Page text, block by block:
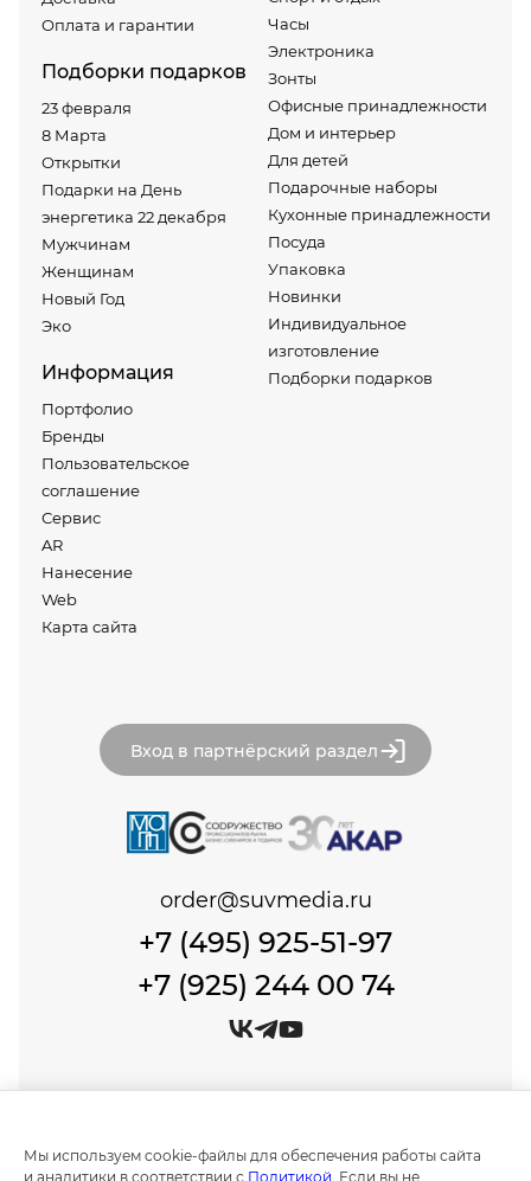
Оплата и гарантии
Подборки подарков
23 февраля
8 Марта
Открытки
Подарки на День
энергетика 22 декабря
Мужчинам
Женщинам
Новый Год
Эко
Информация
Портфолио
Бренды
Пользовательское
соглашение
Сервис
AR
Нанесение
Web
Карта сайта
Часы
Электроника
Зонты
Офисные принадлежности
Дом и интерьер
Для детей
Подарочные наборы
Кухонные принадлежности
Посуда
Упаковка
Новинки
Индивидуальное
изготовление
Подборки подарков
Вход в партнёрский раздел
+7 (495) 925-51-97
+7 (925) 244 00 74
order@suvmedia.ru
Политика обработки персональных данных
Создание и продвижение сайтов в
Мы используем cookie-файлы для обеспечения работы сайта
и аналитики в соответствии с Политикой . Если вы не